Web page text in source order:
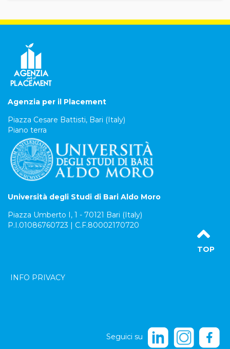
Agenzia per il Placement
Piazza Cesare Battisti, Bari (Italy)
Piano terra
Università degli Studi di Bari Aldo Moro
Piazza Umberto I, 1 - 70121 Bari (Italy)
P.I.01086760723 | C.F.80002170720
TOP
INFO PRIVACY
Seguici su